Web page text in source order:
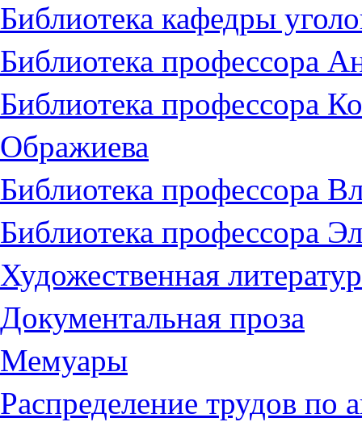
Библиотека кафедры
Библиотека профессора
Библиотека профессора
Ображиева
Библиотека профессора
Библиотека профессора
Художественная
Документальная проза
Мемуары
Распределение трудов по